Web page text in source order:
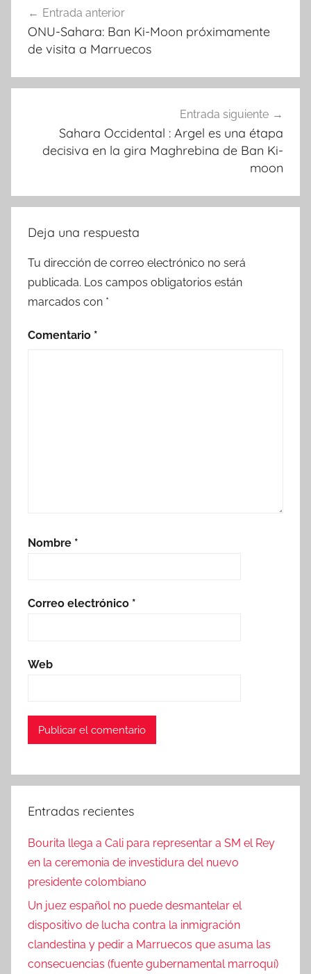
de
entradas
Entrada anterior
ONU-Sahara: Ban Ki-Moon próximamente
de visita a Marruecos
Entrada siguiente
Sahara Occidental : Argel es una étapa
decisiva en la gira Maghrebina de Ban Ki-
moon
Deja una respuesta
Tu dirección de correo electrónico no será
publicada. Los campos obligatorios están
marcados con *
Comentario *
Nombre *
Correo electrónico *
Web
Entradas recientes
Bourita llega a Cali para representar a SM el Rey
en la ceremonia de investidura del nuevo
presidente colombiano
Un juez español no puede desmantelar el
dispositivo de lucha contra la inmigración
clandestina y pedir a Marruecos que asuma las
consecuencias (fuente gubernamental marroquí)